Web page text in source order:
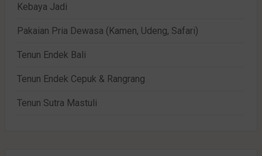
Kebaya Jadi
Pakaian Pria Dewasa (Kamen, Udeng, Safari)
Tenun Endek Bali
Tenun Endek Cepuk & Rangrang
Tenun Sutra Mastuli